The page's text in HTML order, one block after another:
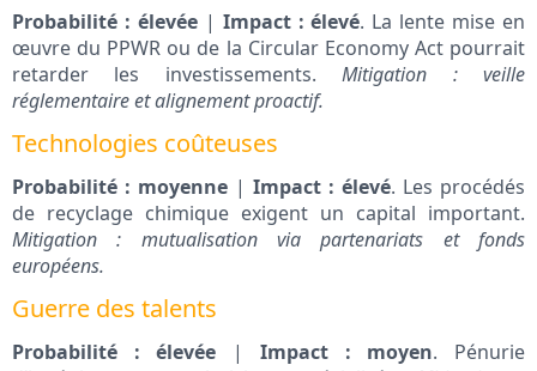
Probabilité : élevée| Impact : élevé. La lente mise en
œuvre du PPWR ou de la Circular Economy Act pourrait
retarder les investissements.Mitigation : veille
réglementaire et alignement proactif.
Technologies coûteuses
Probabilité : moyenne | Impact : élevé. Les procédés
de recyclage chimique exigent un capital important.
Mitigation : mutualisation via partenariats et fonds
européens.
Guerre des talents
Probabilité : élevée | Impact : moyen. Pénurie